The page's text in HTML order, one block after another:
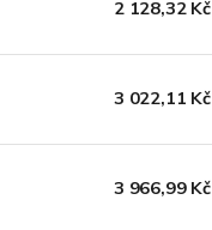
2 128,32 Kč
3 022,11 Kč
3 966,99 Kč